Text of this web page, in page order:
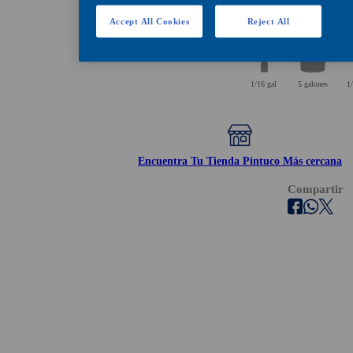
Encuéntralos en estos
1/16 gal 5 galones
Encuentra Tu Tienda Pintuco Más cercana
Compartir
Reject All
Accept All Cookies